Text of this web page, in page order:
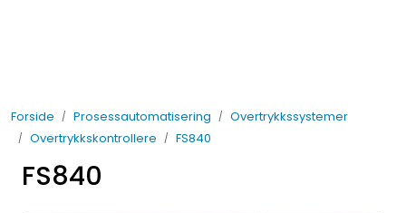
Forside Prosessautomatisering
Overtrykkssystemer
Overtrykkskontrollere
FS840
FS840
Fabrikkautomatisering
Prosessautomatisering